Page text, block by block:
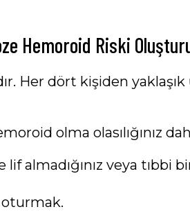
Hemoroid Riski
Her dört kişiden
olma olasılığınız
almadığınız veya tıbbi